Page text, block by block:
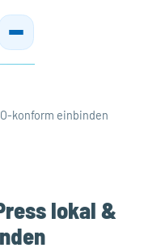
konform einbinden
lokal &